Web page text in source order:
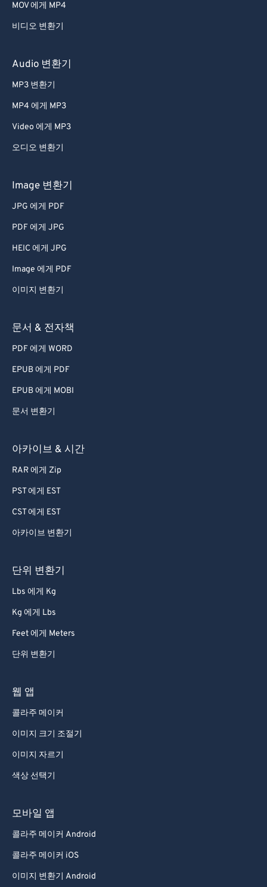
MOV 에게 MP4
비디오 변환기
Audio 변환기
MP3 변환기
MP4 에게 MP3
Video 에게 MP3
오디오 변환기
Image 변환기
JPG 에게 PDF
PDF 에게 JPG
HEIC 에게 JPG
Image 에게 PDF
이미지 변환기
문서 & 전자책
PDF 에게 WORD
EPUB 에게 PDF
EPUB 에게 MOBI
문서 변환기
아카이브 & 시간
RAR 에게 Zip
PST 에게 EST
CST 에게 EST
아카이브 변환기
단위 변환기
Lbs 에게 Kg
Kg 에게 Lbs
Feet 에게 Meters
단위 변환기
웹 앱
콜라주 메이커
이미지 크기 조절기
이미지 자르기
색상 선택기
모바일 앱
콜라주 메이커 Android
콜라주 메이커 iOS
이미지 변환기 Android